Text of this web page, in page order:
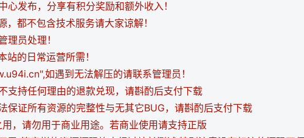
发布，分享有积分奖励和额外收入！
都不包含技术服务请大家谅解！
员处理！
的日常运营所需！
如遇到无法解压的请联系管理员！
支持任何理由的退款兑现，请斟酌后支付下载
保证所有资源的完整性与无其它BUG，请斟酌后支付下载
，请勿用于商业用途。若商业使用请支持正版